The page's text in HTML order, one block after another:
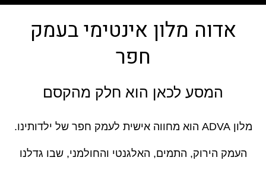
אדוה מלון אינטימי בעמק
חפר
המסע לכאן הוא חלק מהקסם
מלון ADVA הוא מחווה אישית לעמק חפר של ילדותינו.
העמק הירוק, התמים, האלגנטי והחולמני, שבו גדלנו